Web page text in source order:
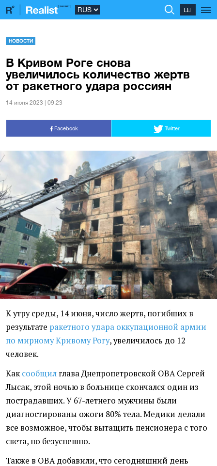
НОВОСТИ
В Кривом Роге снова
увеличилось количество жертв
от ракетного удара россиян
14 июня 2023 | 09:23
Facebook Twitter
К утру среды, 14 июня, число жертв, погибших в
результате ракетного удара оккупационной армии
по мирному Кривому Рогу, увеличилось до 12
человек.
Каксообщил глава Днепропетровской ОВА Сергей
Лысак, этой ночью в больнице скончался один из
пострадавших. У 67-летнего мужчины были
диагностированы ожоги 80% тела. Медики делали
все возможное, чтобы вытащить пенсионера с того
света, но безуспешно.
Также в ОВА добавили, что сегодняшний день